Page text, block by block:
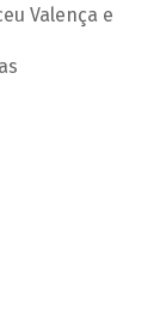
Valença e